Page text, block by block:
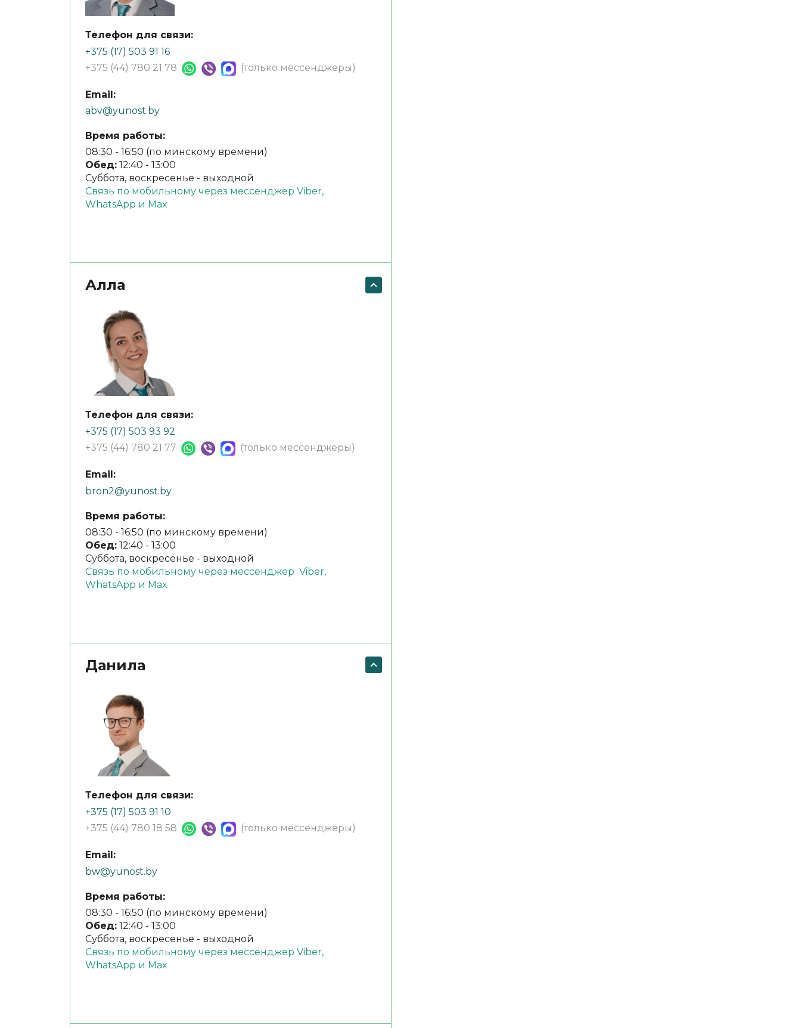
Телефон для связи:
+375 (17) 503 91 16
+375 (44) 780 21 78
(только мессенджеры)
Email:
abv@yunost.by
Время работы:
08:30 - 16:50 (по минскому времени)
Обед: 12:40 - 13:00
Суббота, воскресенье - выходной
Связь по мобильному через мессенджер Viber,
WhatsApp и Max
Алла
Телефон для связи:
+375 (17) 503 93 92
+375 (44) 780 21 77
(только мессенджеры)
Email:
bron2@yunost.by
Время работы:
08:30 - 16:50 (по минскому времени)
Обед: 12:40 - 13:00
Суббота, воскресенье - выходной
Связь по мобильному через мессенджер Viber,
WhatsApp и Max
Данила
Телефон для связи:
+375 (17) 503 91 10
+375 (44) 780 18 58
(только мессенджеры)
Email:
bw@yunost.by
Время работы:
08:30 - 16:50 (по минскому времени)
Обед: 12:40 - 13:00
Суббота, воскресенье - выходной
Связь по мобильному через мессенджер Viber,
WhatsApp и Max